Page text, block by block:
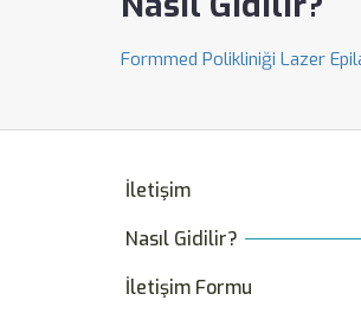
Formmed Polikliniği Lazer
İletişim
Nasıl Gidilir?
İletişim Formu